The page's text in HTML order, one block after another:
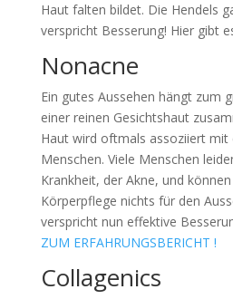
Haut falten bildet. Die Hendels
verspricht Besserung! Hier gibt
Nonacne
Ein gutes Aussehen hängt zum
einer reinen Gesichtshaut
Haut wird oftmals assoziiert mit
Menschen. Viele Menschen
Krankheit, der Akne, und
Körperpflege nichts für den
verspricht nun effektive
ZUM ERFAHRUNGSBERICHT !
Collagenics